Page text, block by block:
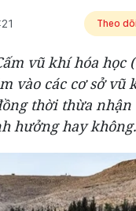
Theo
vũ khí hóa học
vào các cơ sở vũ
thời thừa
hưởng hay không.